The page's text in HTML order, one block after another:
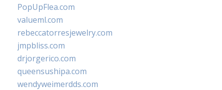
PopUpFlea.com
valueml.com
rebeccatorresjewelry.com
jmpbliss.com
drjorgerico.com
queensushipa.com
wendyweimerdds.com